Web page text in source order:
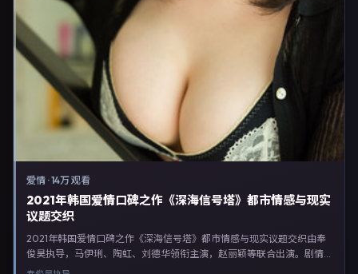
爱情 ·14万 观看
2021年韩国爱情口碑之作《深海信号塔》都市情感与现实
议题交织
2021年韩国爱情口碑之作《深海信号塔》都市情感与现实议题交织由奉
俊昊执导，马伊琍、陶虹、刘德华领衔主演，赵丽颖等联合出演。剧情以
爱情类型为主线，融合韩国本土叙事与人物弧光，适合检索「爱情电影